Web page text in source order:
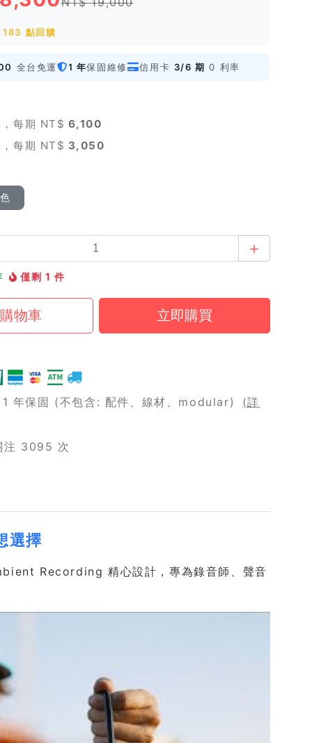
183 點回饋
全台免運 1 年保固維修 信用卡 3/6 期 0 利率
每期 NT$ 6,100
每期 NT$ 3,050
僅剩 1 件
年保固 (不包含: 配件、線材、modular) (詳
注 3095 次
選擇
Recording 精心設計，專為錄音師、聲音